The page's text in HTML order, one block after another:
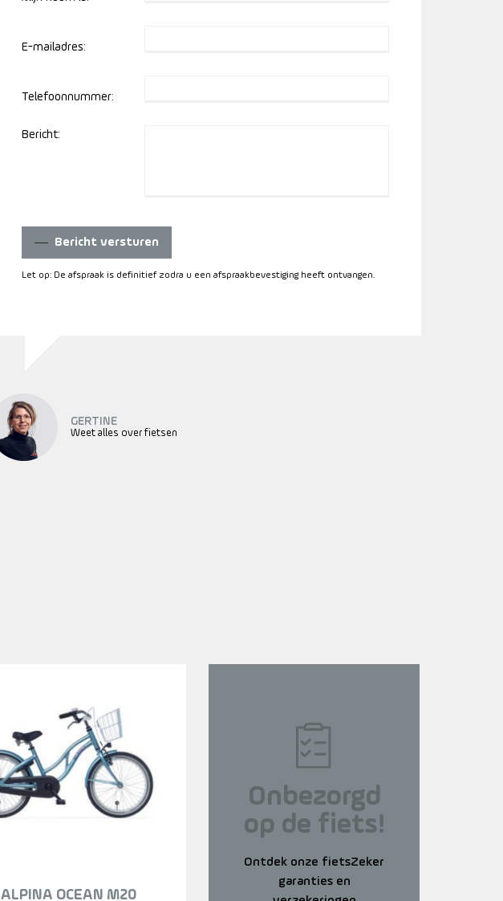
E-mailadres:
Telefoonnummer:
Bericht:
Bericht versturen
Let op: De afspraak is definitief zodra u een afspraakbevestiging heeft ontvangen.
GERTINE
Weet alles over fietsen
ALPINA OCEAN M20
Onbezorgd
op de fiets!
Ontdek onze fietsZeker
garanties en